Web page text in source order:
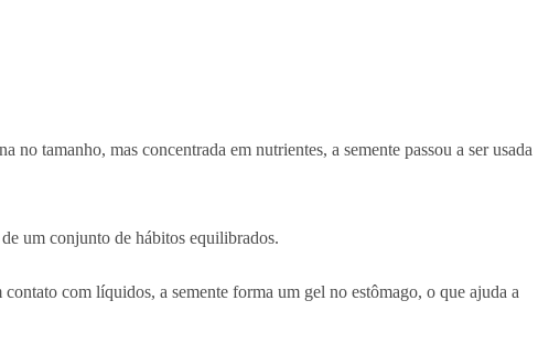
no tamanho, mas concentrada em nutrientes, a semente passou a ser usada
um conjunto de hábitos equilibrados.
com líquidos, a semente forma um gel no estômago, o que ajuda a